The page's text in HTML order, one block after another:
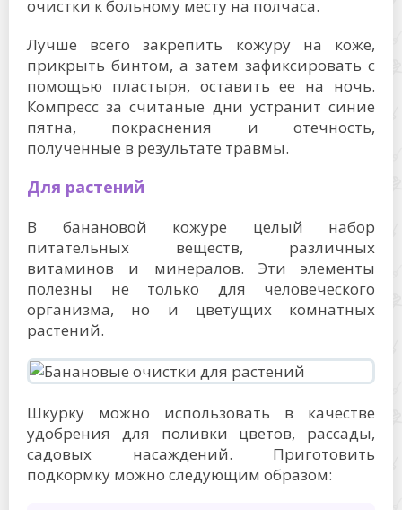
очистки к больному месту на полчаса.
Лучше всего закрепить кожуру на коже,
прикрыть бинтом, а затем зафиксировать с
помощью пластыря, оставить ее на ночь.
Компресс за считаные дни устранит синие
пятна, покраснения и отечность,
полученные в результате травмы.
Для растений
В банановой кожуре целый набор
питательных веществ, различных
витаминов и минералов. Эти элементы
полезны не только для человеческого
организма, но и цветущих комнатных
растений.
Шкурку можно использовать в качестве
удобрения для поливки цветов, рассады,
садовых насаждений. Приготовить
подкормку можно следующим образом: